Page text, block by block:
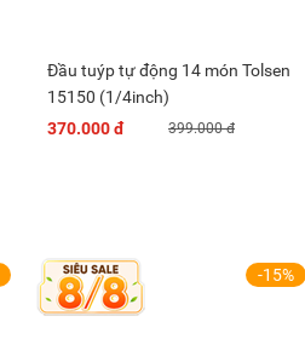
Đầu tuýp tự động 14 món Tolsen
15150 (1/4inch)
370.000 đ
399.000 đ
-15%